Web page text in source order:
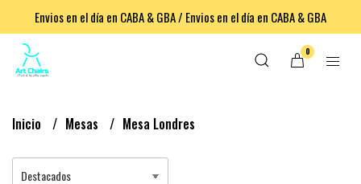
Envios en el día en CABA & GBA / Envios en el día en CABA & GBA
0
Inicio Mesas Mesa Londres